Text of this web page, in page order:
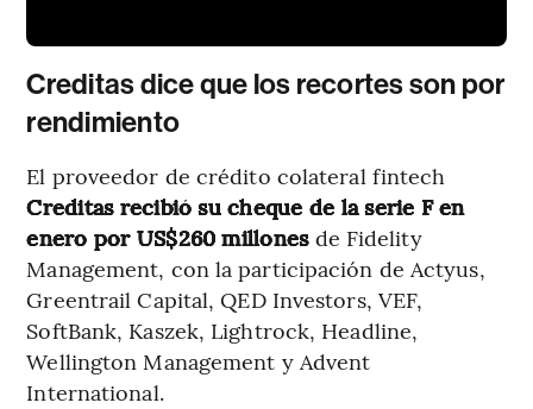
Creditas dice que los recortes son por
rendimiento
El proveedor de crédito colateral fintech
Creditas recibió su cheque de la serie F en
enero por US$260 millonesde Fidelity
Management, con la participación de Actyus,
Greentrail Capital, QED Investors, VEF,
SoftBank, Kaszek, Lightrock, Headline,
Wellington Management y Advent
International.